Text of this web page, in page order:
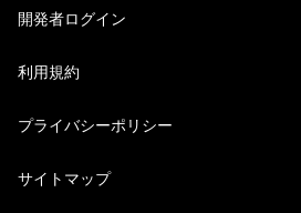
開発者ログイン
利用規約
プライバシーポリシー
サイトマップ